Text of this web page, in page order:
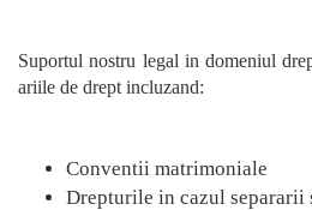
Suportul nostru legal in domeniul
ariile de drept incluzand:
Conventii matrimoniale
Drepturile in cazul separarii